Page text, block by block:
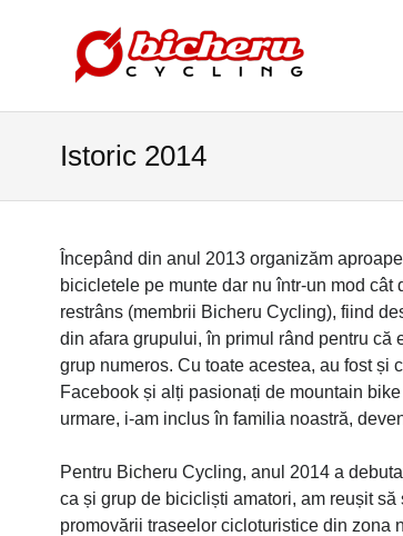
Istoric 2014
Începând din anul 2013 organizăm
bicicletele pe munte dar nu într-un mod
restrâns (membrii Bicheru Cycling), fiind
din afara grupului, în primul rând pentru că
grup numeros. Cu toate acestea, au fost și
Facebook și alți pasionați de mountain
urmare, i-am inclus în familia noastră,
Pentru Bicheru Cycling, anul 2014 a
ca și grup de bicicliști amatori, am reușit
promovării traseelor cicloturistice din zona